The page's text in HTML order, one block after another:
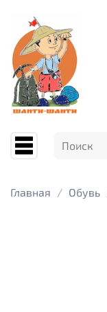
Главная Обувь